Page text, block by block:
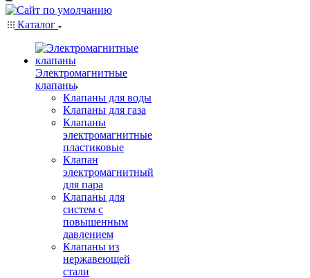
Каталог
Электромагнитные
клапаны
Клапаны для воды
Клапаны для газа
Клапаны
электромагнитные
пластиковые
Клапан
электромагнитный
для пара
Клапаны для
систем с
повышенным
давлением
Клапаны из
нержавеющей
стали